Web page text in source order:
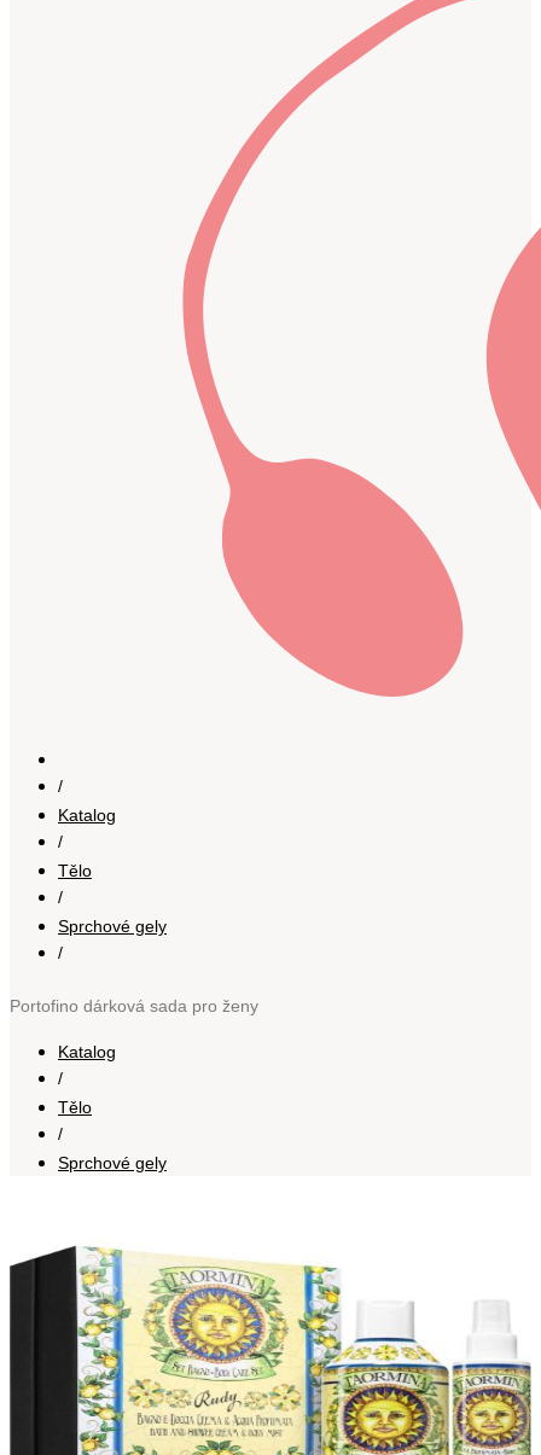
/
Katalog
/
Tělo
/
Sprchové gely
/
Portofino dárková sada pro ženy
Katalog
/
Tělo
/
Sprchové gely